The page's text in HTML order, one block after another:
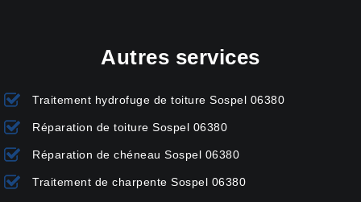
Autres services
Traitement hydrofuge de toiture Sospel 06380
Réparation de toiture Sospel 06380
Réparation de chéneau Sospel 06380
Traitement de charpente Sospel 06380